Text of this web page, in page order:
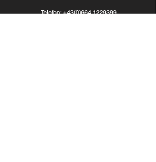
Telefon: +43(0)664 1229399